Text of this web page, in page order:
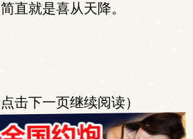
直就是喜从天降。
击下一页继续阅读）